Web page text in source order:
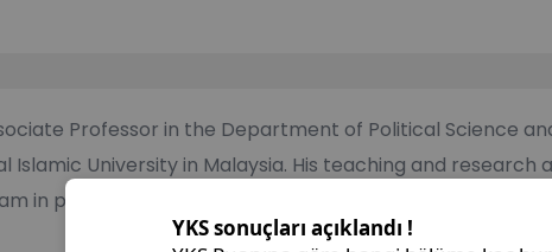
Professor in the Department of Political Science
Islamic University in Malaysia. His teaching and
in politics. He has authored/co-authored several